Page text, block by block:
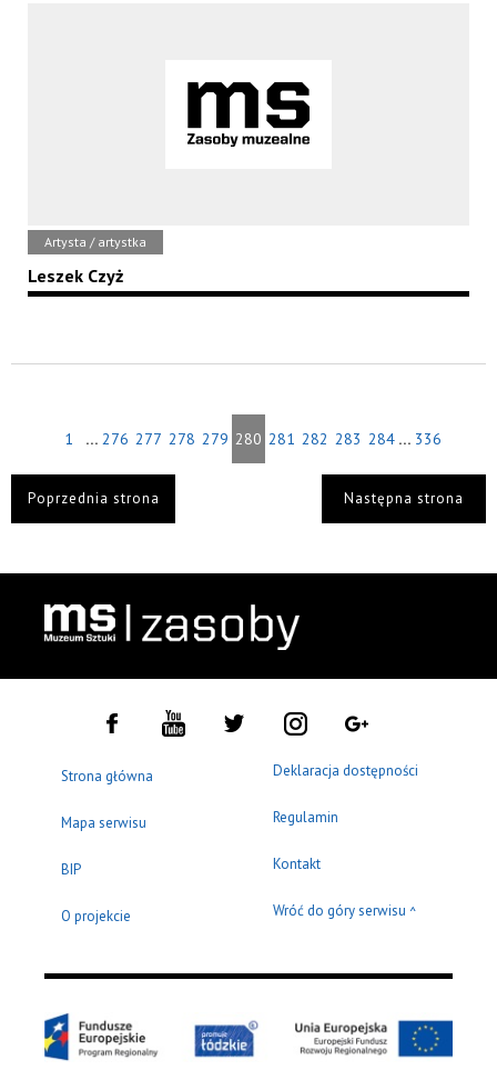
Artysta / artystka
Leszek Czyż
1 ... 276 277 278 279 280 281 282 283 284 ... 336
Poprzednia strona Następna strona
Strona główna
Mapa serwisu
BIP
O projekcie
Deklaracja dostępności
Regulamin
Kontakt
Wróć do góry serwisu ^